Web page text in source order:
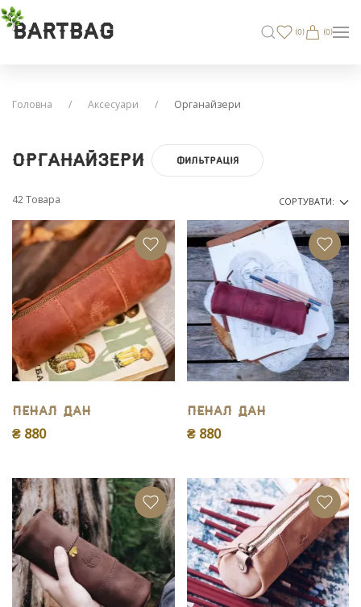
BARTBAG (0) (0)
Головна Аксесуари Oрганайзери
Oрганайзери ФИЛЬТРАЦІЯ
42 Товара СОРТУВАТИ:
Пенал Дан
₴ 880
Пенал Дан
₴ 880